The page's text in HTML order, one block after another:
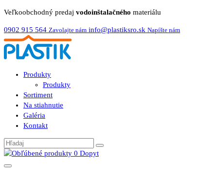
Veľkoobchodný predaj vodoinštalačného materiálu
0902 915 564 Zavolajte nám info@plastiksro.sk Napíšte nám
Produkty
Produkty
Sortiment
Na stiahnutie
Galéria
Kontakt
0 Dopyt